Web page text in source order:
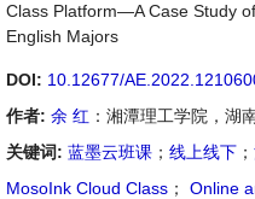
Class Platform—A Case Study
English Majors
DOI: 10.12677/
作者: 余 红 ：湘潭理工学院，湖
关键词: 蓝墨云班课 ； 线上线下 ；
MosoInk Cloud Class ； Online